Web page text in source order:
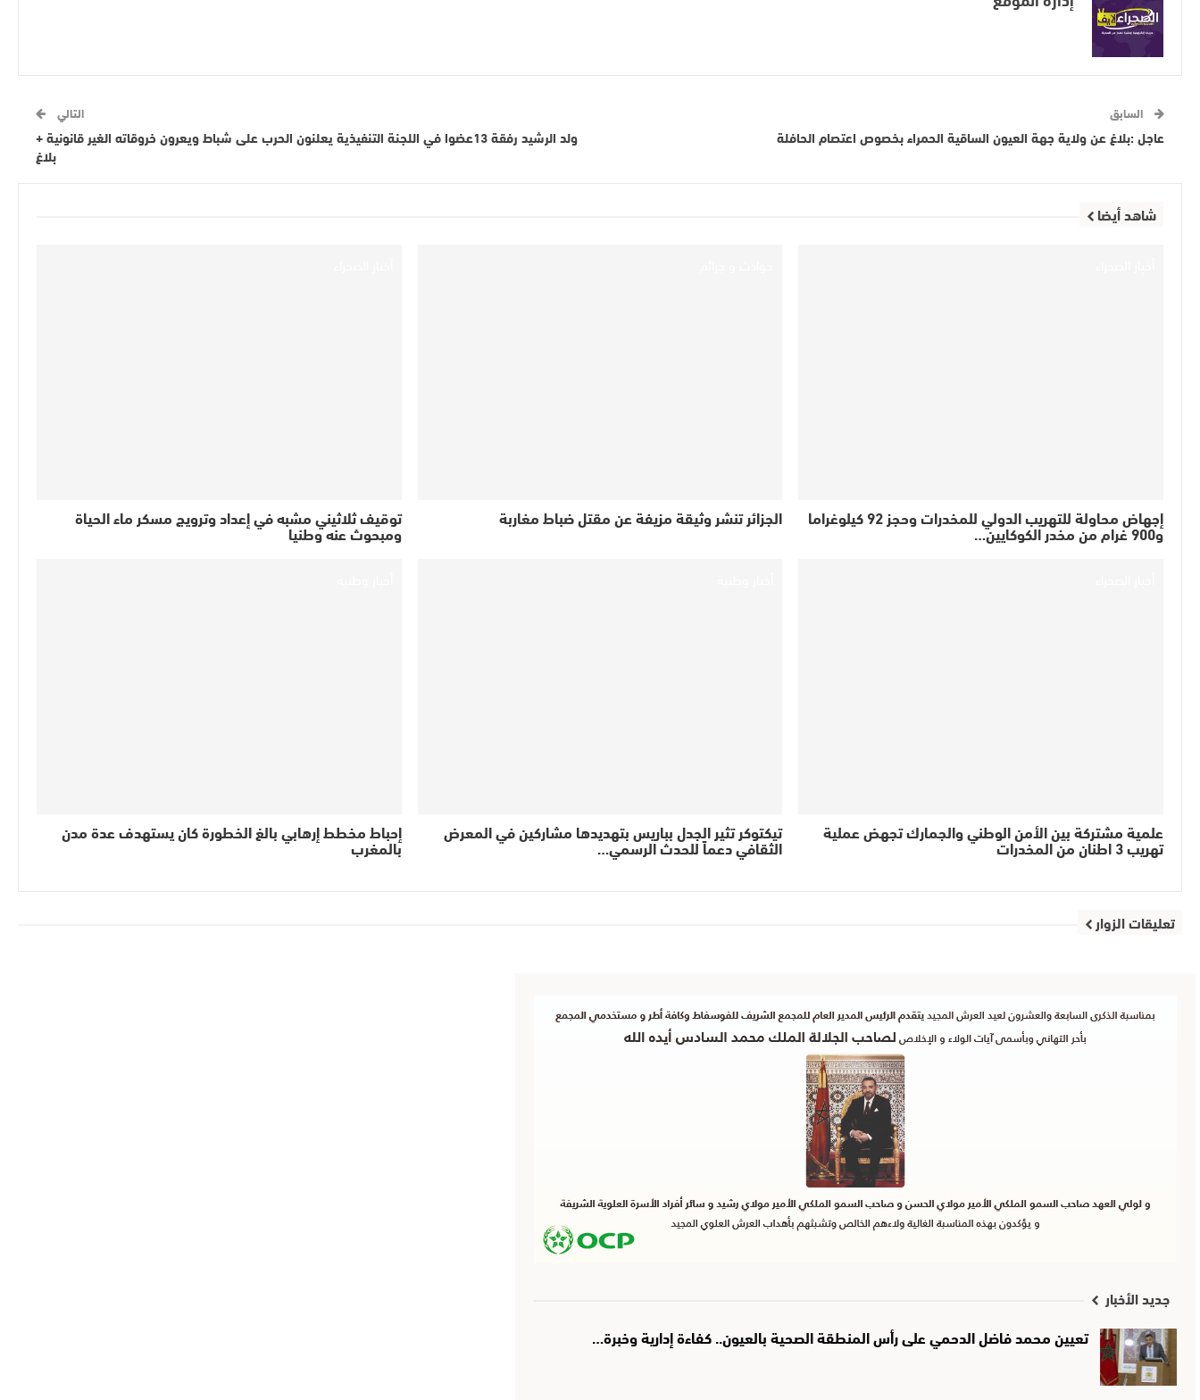
السابق
عاجل :بلاغ عن ولاية جهة العيون الساقية الحمراء بخصوص اعتصام الحافلة
التالي
ولد الرشيد رفقة 13عضوا في اللجنة التنفيذية يعلنون الحرب على شباط ويعرون خروقاته الغير قانونية +
بلاغ
شاهد أيضا
إجهاض محاولة للتهريب الدولي للمخدرات وحجز 92 كيلوغراما
و900 غرام من مخدر الكوكايين…
الجزائر تنشر وثيقة مزيفة عن مقتل ضباط مغاربة توقيف ثلاثيني مشبه في إعداد وترويج مسكر ماء الحياة
ومبحوث عنه وطنيا
علمية مشتركة بين الأمن الوطني والجمارك تجهض عملية
تهريب 3 اطنان من المخدرات
تيكتوكر تثير الجدل بباريس بتهديدها مشاركين في المعرض
الثقافي دعماً للحدث الرسمي…
إحباط مخطط إرهابي بالغ الخطورة كان يستهدف عدة مدن
بالمغرب
تعليقات الزوار
جديد الأخبار
تعيين محمد فاضل الدحمي على رأس المنطقة الصحية بالعيون.. كفاءة إدارية وخبرة…